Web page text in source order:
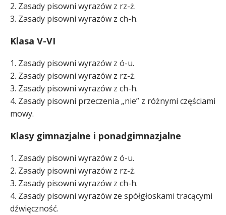
2. Zasady pisowni wyrazów z rz-ż.
3. Zasady pisowni wyrazów z ch-h.
Klasa V-VI
1. Zasady pisowni wyrazów z ó-u.
2. Zasady pisowni wyrazów z rz-ż.
3. Zasady pisowni wyrazów z ch-h.
4. Zasady pisowni przeczenia „nie” z różnymi częściami
mowy.
Klasy gimnazjalne i ponadgimnazjalne
1. Zasady pisowni wyrazów z ó-u.
2. Zasady pisowni wyrazów z rz-ż.
3. Zasady pisowni wyrazów z ch-h.
4. Zasady pisowni wyrazów ze spółgłoskami tracącymi
dźwięczność.